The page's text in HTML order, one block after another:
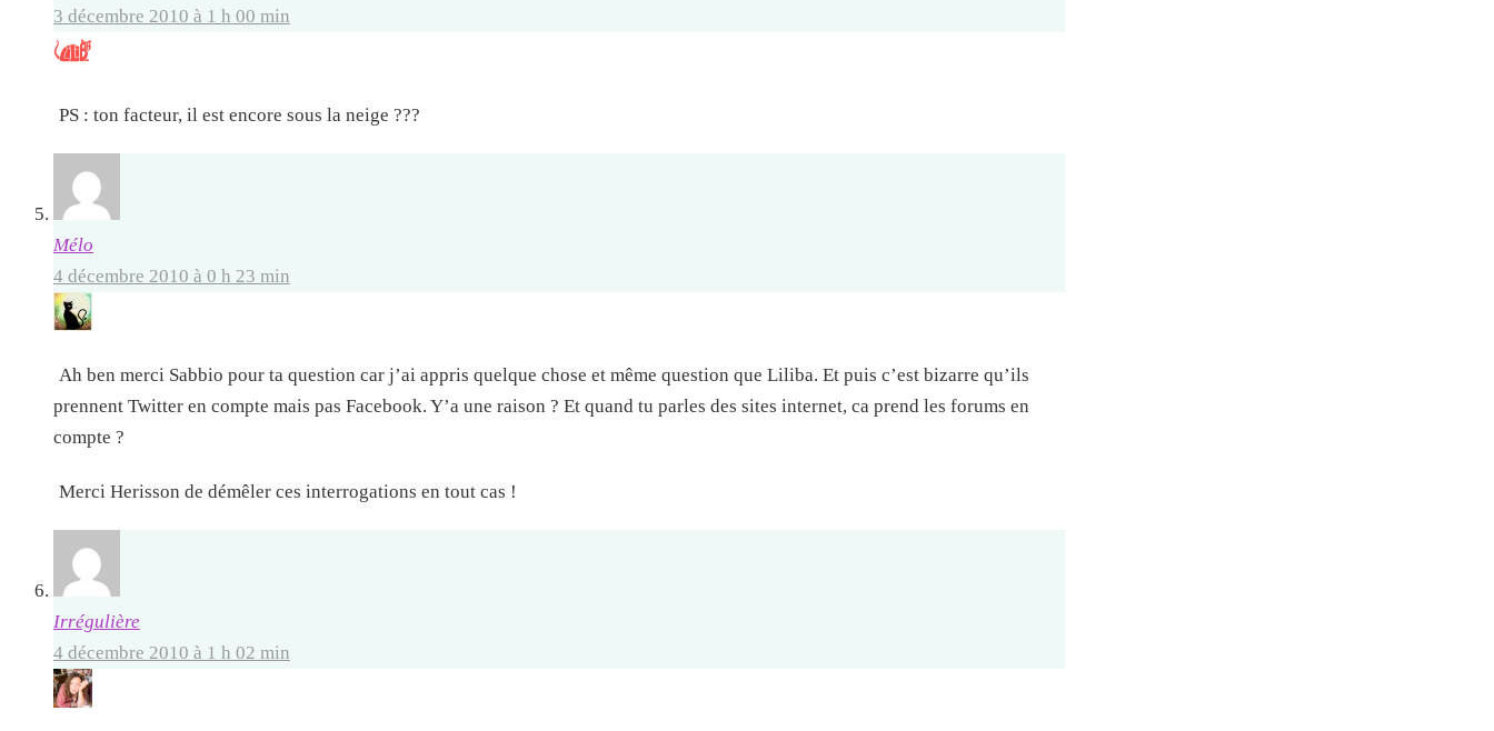
3 décembre 2010 à 1 h 00 min
PS : ton facteur, il est encore sous la neige ???
Mélo
4 décembre 2010 à 0 h 23 min
Ah ben merci Sabbio pour ta question car j’ai appris quelque chose et même question que Liliba. Et puis c’est bizarre qu’ils
prennent Twitter en compte mais pas Facebook. Y’a une raison ? Et quand tu parles des sites internet, ca prend les forums en
compte ?
Merci Herisson de démêler ces interrogations en tout cas !
Irrégulière
4 décembre 2010 à 1 h 02 min